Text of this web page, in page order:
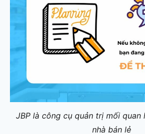
JBP là công cụ quản trị mối quan
nhà bán lẻ